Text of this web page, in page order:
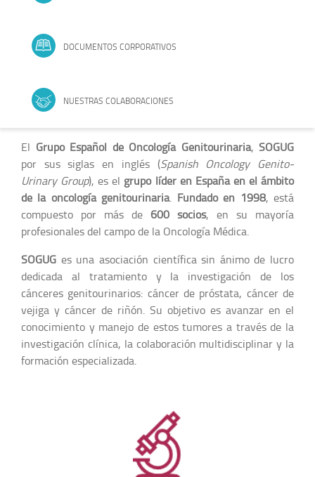
DOCUMENTOS CORPORATIVOS
NUESTRAS COLABORACIONES
El Grupo Español de Oncología Genitourinaria, SOGUG
por sus siglas en inglés (Spanish Oncology Genito-
Urinary Group), es el grupo líder en España en el ámbito
de la oncología genitourinaria. Fundado en 1998, está
compuesto por más de 600 socios, en su mayoría
profesionales del campo de la Oncología Médica.
SOGUG es una asociación científica sin ánimo de lucro
dedicada al tratamiento y la investigación de los
cánceres genitourinarios: cáncer de próstata, cáncer de
vejiga y cáncer de riñón. Su objetivo es avanzar en el
conocimiento y manejo de estos tumores a través de la
investigación clínica, la colaboración multidisciplinar y la
formación especializada.